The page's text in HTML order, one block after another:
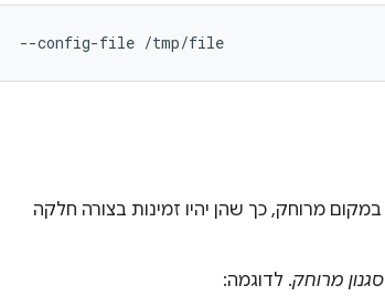
--config-file
מרוחק, כך שהן יהיו זמינות בצורה חלקה
מרוחק. לדוגמה: